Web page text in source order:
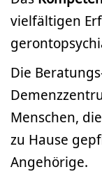
vielfältigen
Die
Menschen,
zu Hause
Angehörige.